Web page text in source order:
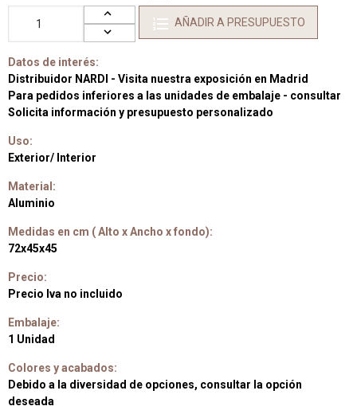
AÑADIR A PRESUPUESTO
Datos de interés:
Distribuidor NARDI - Visita nuestra exposición en Madrid
Para pedidos inferiores a las unidades de embalaje - consultar
Solicita información y presupuesto personalizado
Uso:
Exterior/ Interior
Material:
Aluminio
Medidas en cm ( Alto x Ancho x fondo):
72x45x45
Precio:
Precio Iva no incluido
Embalaje:
1 Unidad
Colores y acabados:
Debido a la diversidad de opciones, consultar la opción
deseada